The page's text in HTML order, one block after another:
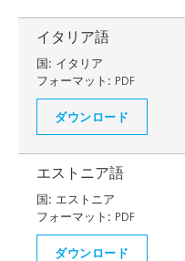
イタリア語
国: イタリア
フォーマット: PDF
ダウンロード
エストニア語
国: エストニア
フォーマット: PDF
ダウンロード